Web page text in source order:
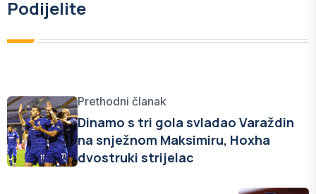
Podijelite
Prethodni članak
Dinamo s tri gola svladao Varaždin
na snježnom Maksimiru, Hoxha
dvostruki strijelac